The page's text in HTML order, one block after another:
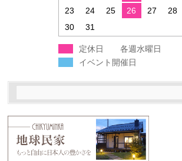
23
24 25 26 27 28
30
31
定休日 各週水曜日
イベント開催日